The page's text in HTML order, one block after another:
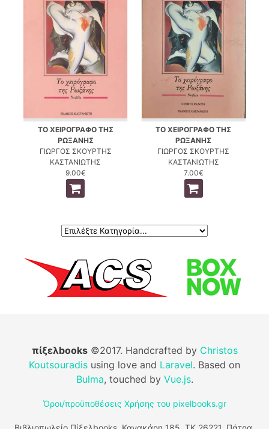
ΤΟ ΧΕΙΡΟΓΡΑΦΟ ΤΗΣ
ΡΩΞΑΝΗΣ
ΓΙΩΡΓΟΣ ΣΚΟΥΡΤΗΣ
ΚΑΣΤΑΝΙΩΤΗΣ
9.00€
ΤΟ ΧΕΙΡΟΓΡΑΦΟ ΤΗΣ
ΡΩΞΑΝΗΣ
ΓΙΩΡΓΟΣ ΣΚΟΥΡΤΗΣ
ΚΑΣΤΑΝΙΩΤΗΣ
7.00€
πίξελbooks©2017. Handcrafted by Christos
Koutsouradis using love and Laravel. Based on
Bulma, touched by Vue.js.
Όροι/προϋποθέσεις Χρήσης του pixelbooks.gr